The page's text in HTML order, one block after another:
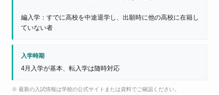
編入学：すでに高校を中途退学し、出願時に他の高校に在籍し
ていない者
入学時期
4月入学が基本、転入学は随時対応
※ 最新の入試情報は学校の公式サイトまたは資料でご確認ください。